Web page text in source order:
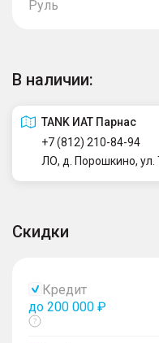
Руль
В наличии:
TANK ИАТ Парнас
+7 (812) 210-84-94
ЛО, д. Порошкино, ул.
Скидки
Кредит
до 200 000 ₽
Показать